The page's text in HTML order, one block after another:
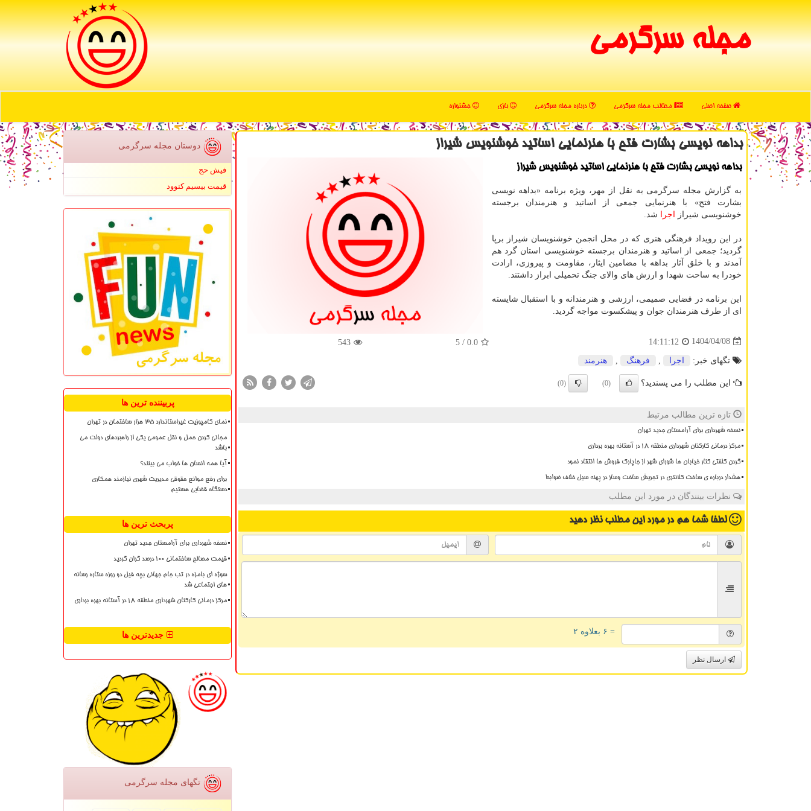
مجله سرگرمی
صفحه اصلی مطالب مجله سرگرمی درباره مجله سرگرمی بازی جشنواره
بداهه نویسی بشارت فتح با هنرنمایی اساتید خوشنویس شیراز
بداهه نویسی بشارت فتح با هنرنمایی اساتید خوشنویس شیراز
به گزارش مجله سرگرمی به نقل از مهر، ویژه برنامه «بداهه نویسی
بشارت فتح» با هنرنمایی جمعی از اساتید و هنرمندان برجسته
خوشنویسی شیراز
اجرا شد.
در این رویداد فرهنگی هنری که در محل انجمن خوشنویسان شیراز برپا
گردید؛ جمعی از اساتید و هنرمندان برجسته خوشنویسی استان گرد هم
آمدند و با خلق آثار بداهه با مضامین ایثار، مقاومت و پیروزی، ارادت
خودرا به ساحت شهدا و ارزش های والای جنگ تحمیلی ابراز داشتند.
این برنامه در فضایی صمیمی، ارزشی و هنرمندانه و با استقبال شایسته
ای از طرف هنرمندان جوان و پیشکسوت مواجه گردید.
1404/04/08
14:11:12
0.0
/ 5
543
تگهای خبر:
اجرا , فرهنگ , هنرمند
این مطلب را می پسندید؟ (0)
(0)
تازه ترین مطالب مرتبط
نسخه شهرداری برای آرامستان جدید تهران
مرکز درمانی کارکنان شهرداری منطقه ۱۸ در آستانه بهره برداری
گردن کلفتی کنار خیابان ها شورای شهر از جاپارک فروش ها انتقاد نمود
هشدار درباره ی ساخت کلانتری در تجریش ساخت وساز در پهنه سیل خلاف ضوابط
نظرات بینندگان در مورد این مطلب
لطفا شما همدر مورد این مطلب نظر دهید
= ۶ بعلاوه ۲
ارسال نظر
دوستان مجله سرگرمی
فیش حج
قیمت بیسیم کنوود
پربیننده ترین ها
نمای کامپوزیت غیراستاندارد ۳۵ هزار ساختمان در تهران
مجانی کردن حمل و نقل عمومی یکی از راهبردهای دولت می
باشد
آیا همه انسان ها خواب می بینند؟
برای رفع موانع حقوقی مدیریت شهری نیازمند همکاری
دستگاه قضایی هستیم
پربحث ترین ها
نسخه شهرداری برای آرامستان جدید تهران
قیمت مصالح ساختمانی ۱۰۰ درصد گران گردید
سوژه ای بامزه در تب جام جهانی بچه فیل دو روزه ستاره رسانه
های اجتماعی شد
مرکز درمانی کارکنان شهرداری منطقه ۱۸ در آستانه بهره برداری
جدیدترین ها
تگهای مجله سرگرمی